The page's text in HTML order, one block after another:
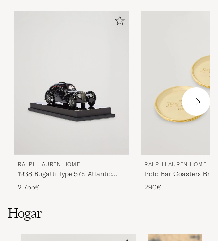
RALPH LAUREN HOME
1938 Bugatti Type 57S Atlantic
Coupe Model Car Black
2 755€
RALPH LAUREN HOME
Polo Bar Coasters
290€
Hogar